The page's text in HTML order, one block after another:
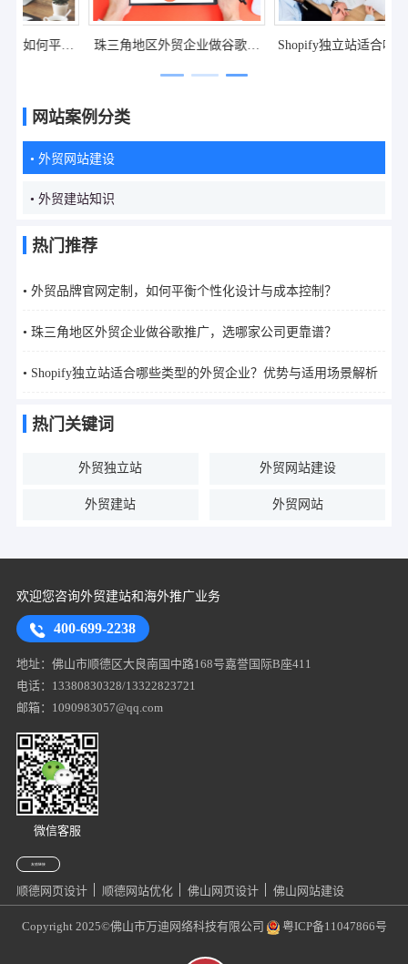
佛山外贸网站建设，选模板还
外贸品牌官网定制，如何平衡
网站案例分类
• 外贸网站建设
• 外贸建站知识
热门推荐
• 外贸品牌官网定制，如何平衡个性化设计与成本控制？
• 珠三角地区外贸企业做谷歌推广，选哪家公司更靠谱？
• Shopify独立站适合哪些类型的外贸企业？优势与适用场景解析
热门关键词
外贸独立站 外贸网站建设
外贸建站 外贸网站
欢迎您咨询外贸建站和海外推广业务
400-699-2238
地址：佛山市顺德区大良南国中路168号嘉誉国际B座411
电话：13380830328/13322823721
邮箱：1090983057@qq.com
微信客服
友情链接
顺德网页设计 顺德网站优化 佛山网页设计 佛山网站建设
Copyright 2025©佛山市万迪网络科技有限公司 粤ICP备11047866号